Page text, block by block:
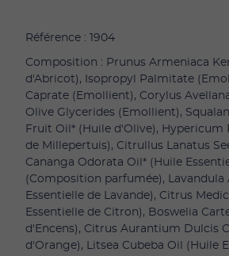
Référence : 1904
Composition : Prunus Armeniaca
d'Abricot), Isopropyl Palmitate
Caprate (Emollient), Corylus
Olive Glycerides (Emollient),
Fruit Oil* (Huile d'Olive),
de Millepertuis), Citrullus Lanatus
Cananga Odorata Oil* (Huile
(Composition parfumée),
Essentielle de Lavande), Citrus
Essentielle de Citron), Boswelia
d'Encens), Citrus Aurantium Dulcis
d'Orange), Litsea Cubeba Oil (Huile